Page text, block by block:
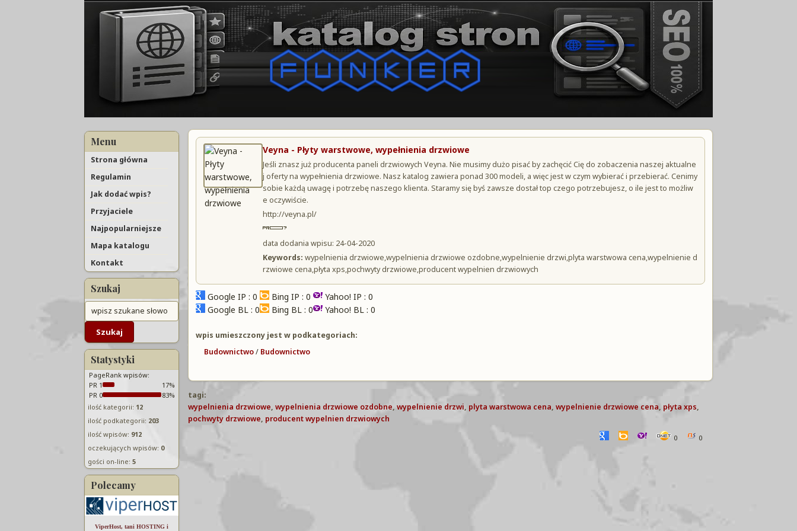
Menu
Strona główna
Regulamin
Jak dodać wpis?
Przyjaciele
Najpopularniejsze
Mapa katalogu
Kontakt
Szukaj
Statystyki
PageRank wpisów:
PR 1
17%
PR 0
83%
ilość kategorii: 12
ilość podkategorii: 203
ilość wpisów: 912
oczekujących wpisów: 0
gości on-line: 5
Polecamy
ViperHost, tani HOSTING i
Veyna - Płyty warstwowe, wypełnienia drzwiowe
Jeśli znasz już producenta paneli drzwiowych Veyna. Nie musimy dużo pisać by zachęcić Cię do zobaczenia naszej aktualne
j oferty na wypełnienia drzwiowe. Nasz katalog zawiera ponad 300 modeli, a więc jest w czym wybierać i przebierać. Cenimy
sobie każdą uwagę i potrzebę naszego klienta. Staramy się byś zawsze dostał top czego potrzebujesz, o ile jest to możliw
e oczywiście.
http://veyna.pl/
data dodania wpisu: 24-04-2020
Keywords: wypelnienia drzwiowe,wypelnienia drzwiowe ozdobne,wypelnienie drzwi,plyta warstwowa cena,wypelnienie d
rzwiowe cena,płyta xps,pochwyty drzwiowe,producent wypelnien drzwiowych
Google IP : 0 Bing IP : 0
Yahoo! IP : 0
Google BL : 0
Bing BL : 0 Yahoo! BL : 0
wpis umieszczony jest w podkategoriach:
Budownictwo/ Budownictwo
tagi:
wypelnienia drzwiowe, wypelnienia drzwiowe ozdobne, wypelnienie drzwi, plyta warstwowa cena, wypelnienie drzwiowe cena, płyta xps,
pochwyty drzwiowe, producent wypelnien drzwiowych
0 0